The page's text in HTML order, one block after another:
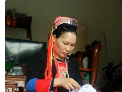
Thi lại ở Tuyên
sinh vẫn được xét tuyển đại
nguyện vọng đã đăng ký
05/08/2026 11:02